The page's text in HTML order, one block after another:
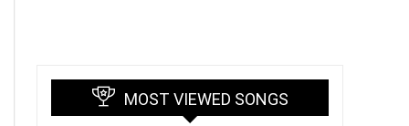
MOST VIEWED SONGS